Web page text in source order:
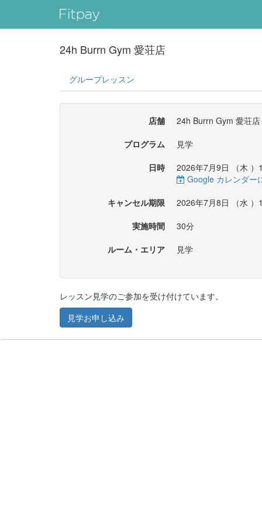
24h Burrn Gym 愛荘店
グループレッスン
店舗
24h Burrn Gym 愛荘店
プログラム
見学
日時
2026年7月9日 （木 ）
Google カレンダー
キャンセル期限
2026年7月8日 （水 ）
実施時間
30分
ルーム・エリア
見学
レッスン見学のご参加を受け付けています。
見学お申し込み